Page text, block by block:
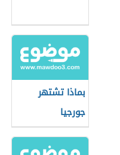
بماذا تشتهر
جورجيا